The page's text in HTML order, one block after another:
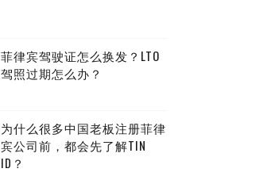
菲律宾驾驶证怎么换发？LTO
驾照过期怎么办？
为什么很多中国老板注册菲律
宾公司前，都会先了解TIN
ID？